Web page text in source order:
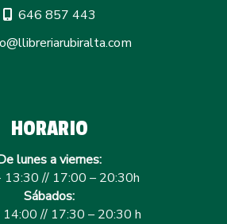
646 857 443
llibreriarubiralta.com
HORARIO
lunes a viernes:
13:30 // 17:00 – 20:30h
Sábados:
// 17:30 – 20:30 h